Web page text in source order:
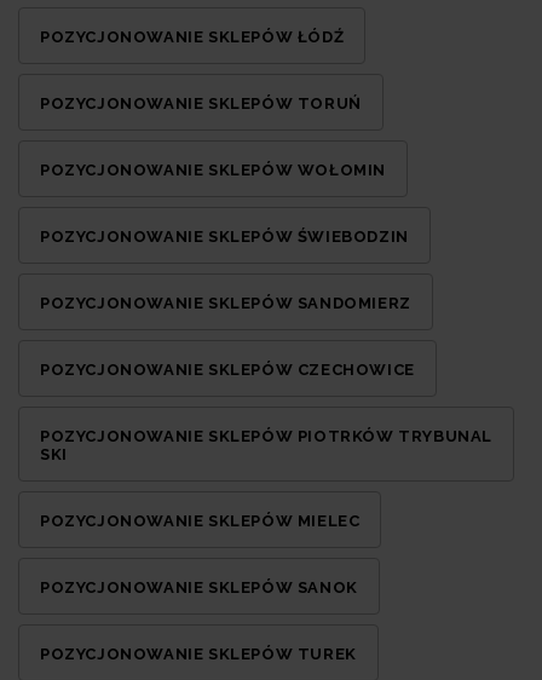
POZYCJONOWANIE SKLEPÓW ŁÓDŹ
POZYCJONOWANIE SKLEPÓW TORUŃ
POZYCJONOWANIE SKLEPÓW WOŁOMIN
POZYCJONOWANIE SKLEPÓW ŚWIEBODZIN
POZYCJONOWANIE SKLEPÓW SANDOMIERZ
POZYCJONOWANIE SKLEPÓW CZECHOWICE
POZYCJONOWANIE SKLEPÓW PIOTRKÓW TRYBUNAL
SKI
POZYCJONOWANIE SKLEPÓW MIELEC
POZYCJONOWANIE SKLEPÓW SANOK
POZYCJONOWANIE SKLEPÓW TUREK